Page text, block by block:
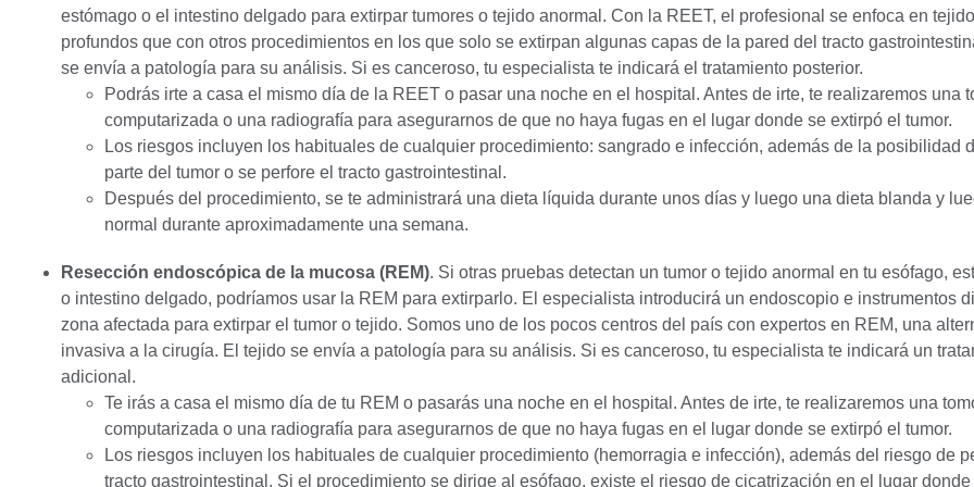
estómago o el intestino delgado para extirpar tumores o tejido anormal. Con la REET, el profesional se enfoca en
profundos que con otros procedimientos en los que solo se extirpan algunas capas de la pared del tracto
se envía a patología para su análisis. Si es canceroso, tu especialista te indicará el tratamiento posterior.
Podrás irte a casa el mismo día de la REET o pasar una noche en el hospital. Antes de irte, te realizaremos una
computarizada o una radiografía para asegurarnos de que no haya fugas en el lugar donde se extirpó el tumor.
Los riesgos incluyen los habituales de cualquier procedimiento: sangrado e infección, además de la posibilidad
parte del tumor o se perfore el tracto gastrointestinal.
Después del procedimiento, se te administrará una dieta líquida durante unos días y luego una dieta blanda y
normal durante aproximadamente una semana.
Resección endoscópica de la mucosa (REM). Si otras pruebas detectan un tumor o tejido anormal en tu esófago,
o intestino delgado, podríamos usar la REM para extirparlo. El especialista introducirá un endoscopio e instrumentos
zona afectada para extirpar el tumor o tejido. Somos uno de los pocos centros del país con expertos en REM, una
invasiva a la cirugía. El tejido se envía a patología para su análisis. Si es canceroso, tu especialista te indicará un
adicional.
Te irás a casa el mismo día de tu REM o pasarás una noche en el hospital. Antes de irte, te realizaremos una
computarizada o una radiografía para asegurarnos de que no haya fugas en el lugar donde se extirpó el tumor.
Los riesgos incluyen los habituales de cualquier procedimiento (hemorragia e infección), además del riesgo de
tracto gastrointestinal. Si el procedimiento se dirige al esófago, existe el riesgo de cicatrización en el lugar